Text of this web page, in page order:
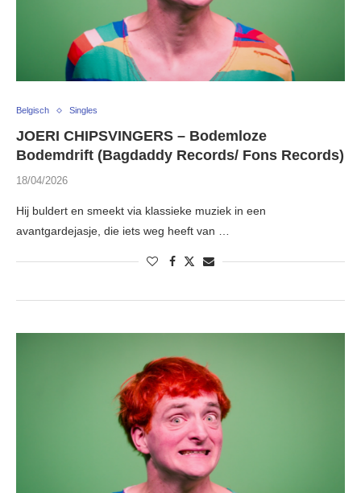
Belgisch Singles
JOERI CHIPSVINGERS – Bodemloze
Bodemdrift (Bagdaddy Records/ Fons Records)
18/04/2026
Hij buldert en smeekt via klassieke muziek in een
avantgardejasje, die iets weg heeft van …